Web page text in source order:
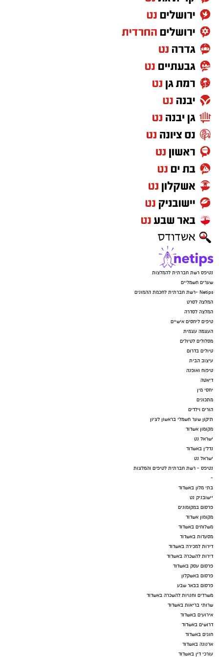
יוכלו הילדים לגלות בהצגה צבעונית ומרגשת לכל
המשפחה.
שבת, 20.6.26
שעה: 10:30
מוזיאון ראשון לציון
מתאים לגילאי 3–7
הורים וילדים מוזמנים ליהנות מבוקר קסום של
תיאטרון, דמיון והנאה משותפת.
יש לכם מידע חשוב שטרם נחשף? צילומים מאירוע
חדשותי? מצאתם טעות בכתבה? נשמח שתשתפו
אותנו
נטיפס רשת חברתית להמלצות
שערים חשמליים
Netips -רשת חברתית לחכמת ההמונים
המלצה לסרט
המלצה לסדרה
טיפים ליחסים אישיים
העצמה עצמית
מסלולים לטיולים
טיולים בדרום
עיצוב הבית
טיפוח ואופנה
דיאטה
יחסי מין
מתכונים
הורים וילדים
תיקון שער חשמלי בראשון לציון
מקומון אשדוד
ישראל נט
נדל"ן באשדוד
ישראל נט
נטיפס - רשת חברתית לטיפים והמלצות
-
בתי מלון באשדוד
יישובניק נט
פרסום במקומונים
מקומון אשדוד
משלוחים באשדוד
מסעדות באשדוד
דירות למכירה באשדוד
דירות להשכרה באשדוד
פרסום עסק באשדוד
פרסום באשקלון
פרסום בבאר שבע
משרדים וחנויות להשכרה באשדוד
שרותי בריאות באשדוד
אירועים באשדוד
דרושים באשדוד
חוגים באשדוד
ארנונה באשדוד
עורכי דין באשדוד